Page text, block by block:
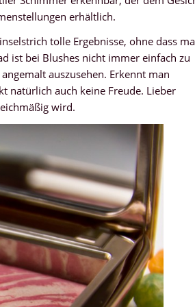
erhältlich.
tolle Ergebnisse, ohne dass
ist bei Blushes nicht immer einfach zu
auszusehen. Erkennt man
natürlich auch keine Freude. Lieber
wird.